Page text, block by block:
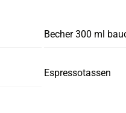
Becher 300 ml
Espressotassen